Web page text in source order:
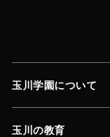
玉川学園について
玉川の教育